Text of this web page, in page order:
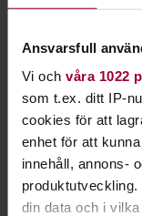
Ansvarsfull
Vi och våra 1022
som t.ex. ditt IP-
cookies för att
enhet för att
innehåll, annons-
din data och i
Lydnad för alla
Har du en
du att tävla?